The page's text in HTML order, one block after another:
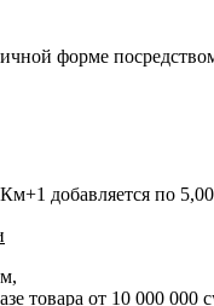
форме
добавляется по
,
товара от 10 000 000